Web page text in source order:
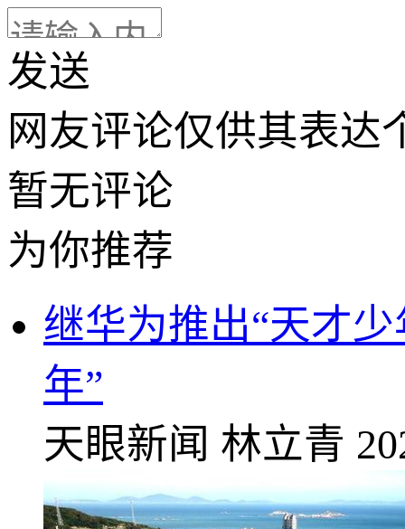
发送
网友评论仅供其表达
暂无评论
为你推荐
继华为推出“天才
年”
天眼新闻 林立青